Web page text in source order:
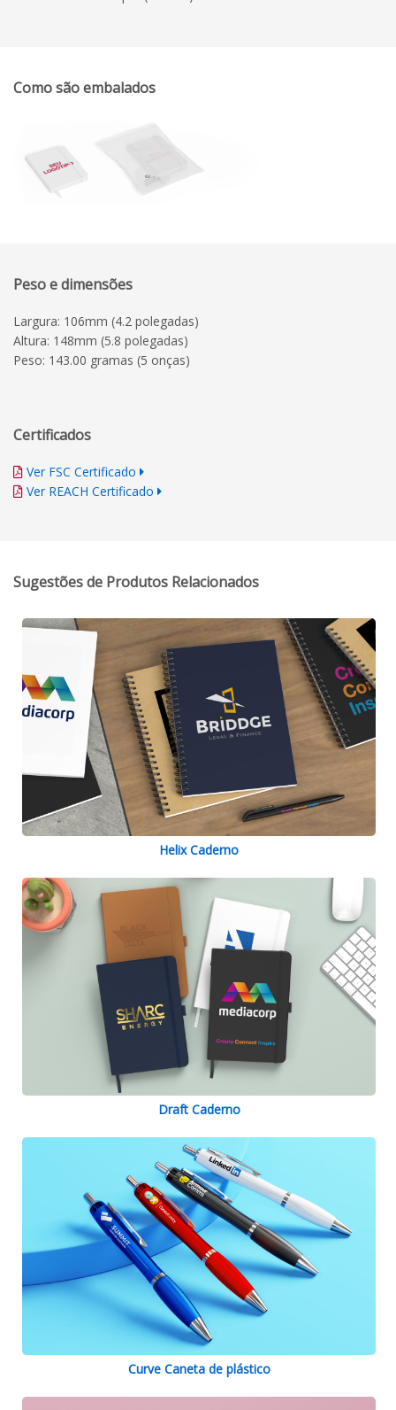
Como são embalados
Peso e dimensões
Largura: 106mm (4.2 polegadas)
Altura: 148mm (5.8 polegadas)
Peso: 143.00 gramas (5 onças)
Certificados
Ver FSC Certificado
Ver REACH Certificado
Sugestões de Produtos Relacionados
Helix Caderno
Draft Caderno
Curve Caneta de plástico